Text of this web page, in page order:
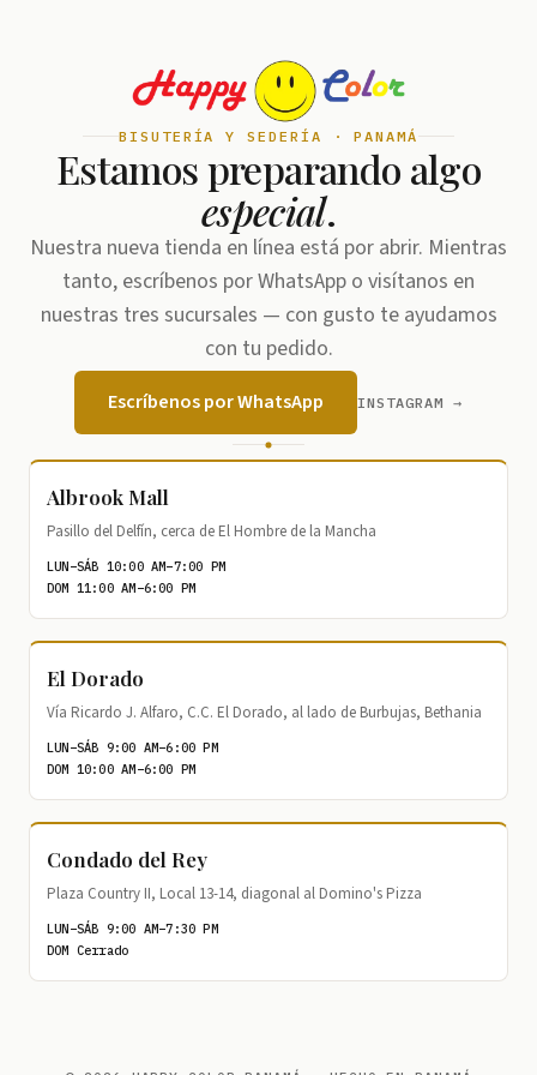
BISUTERÍA Y SEDERÍA · PANAMÁ
Estamos preparando algo
especial.
Nuestra nueva tienda en línea está por abrir. Mientras
tanto, escríbenos por WhatsApp o visítanos en
nuestras tres sucursales — con gusto te ayudamos
con tu pedido.
Escríbenos por WhatsApp INSTAGRAM →
Albrook Mall
Pasillo del Delfín, cerca de El Hombre de la Mancha
LUN–SÁB 10:00 AM–7:00 PM
DOM 11:00 AM–6:00 PM
El Dorado
Vía Ricardo J. Alfaro, C.C. El Dorado, al lado de Burbujas, Bethania
LUN–SÁB 9:00 AM–6:00 PM
DOM 10:00 AM–6:00 PM
Condado del Rey
Plaza Country II, Local 13-14, diagonal al Domino's Pizza
LUN–SÁB 9:00 AM–7:30 PM
DOM Cerrado